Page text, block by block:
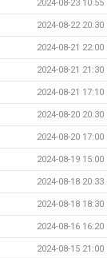
2024-08-23 10:55
2024-08-22 20:30
2024-08-21 22:00
2024-08-21 21:30
2024-08-21 17:10
2024-08-20 20:30
2024-08-20 17:00
2024-08-19 15:00
2024-08-18 20:33
2024-08-18 18:30
2024-08-16 16:20
2024-08-15 21:00